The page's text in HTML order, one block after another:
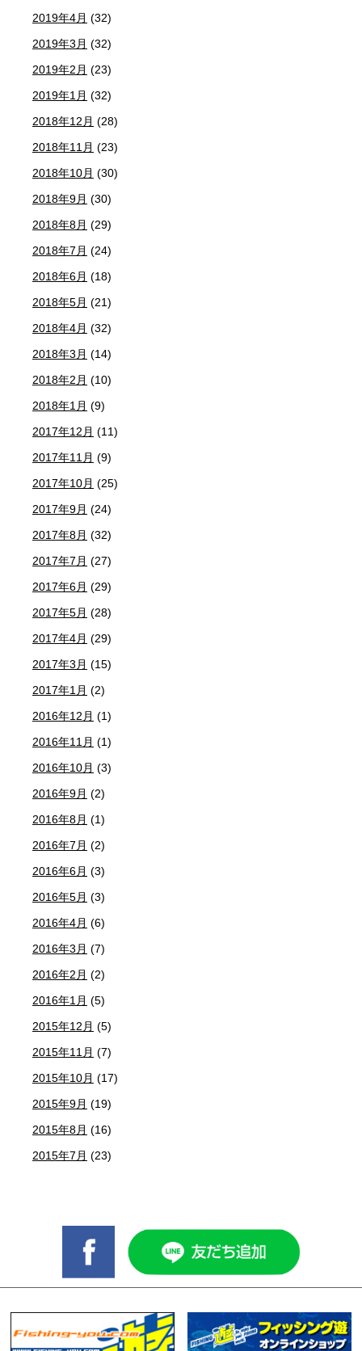
2019年4月 (32)
2019年3月 (32)
2019年2月 (23)
2019年1月 (32)
2018年12月 (28)
2018年11月 (23)
2018年10月 (30)
2018年9月 (30)
2018年8月 (29)
2018年7月 (24)
2018年6月 (18)
2018年5月 (21)
2018年4月 (32)
2018年3月 (14)
2018年2月 (10)
2018年1月 (9)
2017年12月 (11)
2017年11月 (9)
2017年10月 (25)
2017年9月 (24)
2017年8月 (32)
2017年7月 (27)
2017年6月 (29)
2017年5月 (28)
2017年4月 (29)
2017年3月 (15)
2017年1月 (2)
2016年12月 (1)
2016年11月 (1)
2016年10月 (3)
2016年9月 (2)
2016年8月 (1)
2016年7月 (2)
2016年6月 (3)
2016年5月 (3)
2016年4月 (6)
2016年3月 (7)
2016年2月 (2)
2016年1月 (5)
2015年12月 (5)
2015年11月 (7)
2015年10月 (17)
2015年9月 (19)
2015年8月 (16)
2015年7月 (23)